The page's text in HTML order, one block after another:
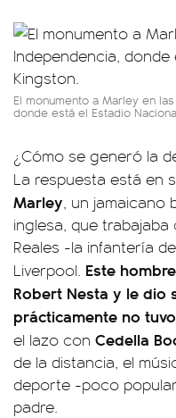
El monumento a Marley en
donde está el Estadio
¿Cómo se generó la
La respuesta está en
Marley, un jamaicano
inglesa, que
Reales -la infantería
Liverpool. Este
Robert Nesta y le dio
prácticamente no
el lazo con Cedella
de la distancia, el
deporte -poco
padre.